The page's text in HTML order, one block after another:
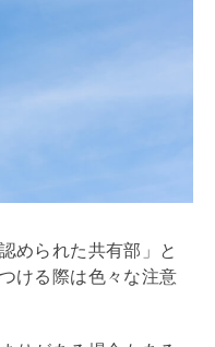
められた共有部」と
ける際は色々な注意